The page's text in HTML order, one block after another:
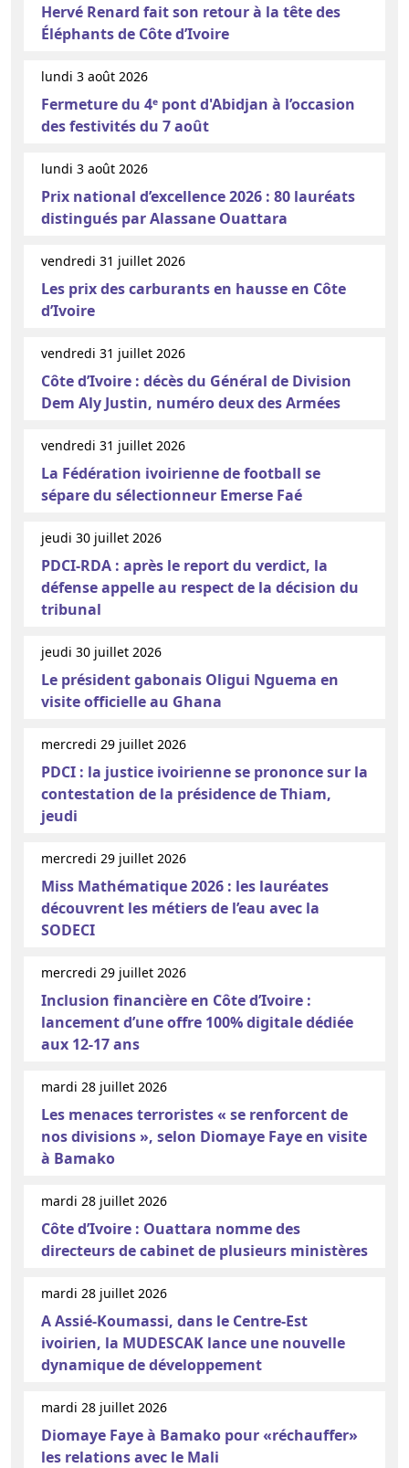
Hervé Renard fait son retour à la tête des
Éléphants de Côte d’Ivoire
lundi 3 août 2026
Fermeture du 4ᵉ pont d'Abidjan à l’occasion
des festivités du 7 août
lundi 3 août 2026
Prix national d’excellence 2026 : 80 lauréats
distingués par Alassane Ouattara
vendredi 31 juillet 2026
Les prix des carburants en hausse en Côte
d’Ivoire
vendredi 31 juillet 2026
Côte d’Ivoire : décès du Général de Division
Dem Aly Justin, numéro deux des Armées
vendredi 31 juillet 2026
La Fédération ivoirienne de football se
sépare du sélectionneur Emerse Faé
jeudi 30 juillet 2026
PDCI-RDA : après le report du verdict, la
défense appelle au respect de la décision du
tribunal
jeudi 30 juillet 2026
Le président gabonais Oligui Nguema en
visite officielle au Ghana
mercredi 29 juillet 2026
PDCI : la justice ivoirienne se prononce sur la
contestation de la présidence de Thiam,
jeudi
mercredi 29 juillet 2026
Miss Mathématique 2026 : les lauréates
découvrent les métiers de l’eau avec la
SODECI
mercredi 29 juillet 2026
Inclusion financière en Côte d’Ivoire :
lancement d’une offre 100% digitale dédiée
aux 12-17 ans
mardi 28 juillet 2026
Les menaces terroristes « se renforcent de
nos divisions », selon Diomaye Faye en visite
à Bamako
mardi 28 juillet 2026
Côte d’Ivoire : Ouattara nomme des
directeurs de cabinet de plusieurs ministères
mardi 28 juillet 2026
A Assié-Koumassi, dans le Centre-Est
ivoirien, la MUDESCAK lance une nouvelle
dynamique de développement
mardi 28 juillet 2026
Diomaye Faye à Bamako pour «réchauffer»
les relations avec le Mali